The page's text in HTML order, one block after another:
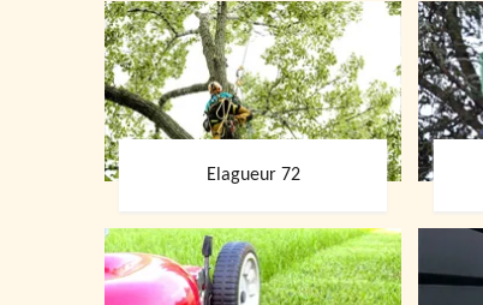
Elagueur 72